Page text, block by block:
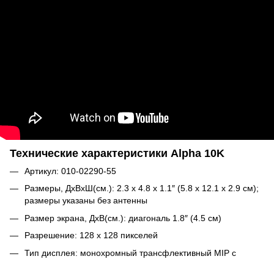
Технические характеристики Alpha 10K
Артикул: 010-02290-55
Размеры, ДxВxШ(см.): 2.3 x 4.8 x 1.1″ (5.8 x 12.1 x 2.9 см);
размеры указаны без антенны
Размер экрана, ДxВ(см.): диагональ 1.8″ (4.5 см)
Разрешение: 128 x 128 пикселей
Тип дисплея: монохромный трансфлективный MIP с